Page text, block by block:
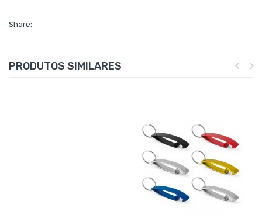
Share:
PRODUTOS SIMILARES